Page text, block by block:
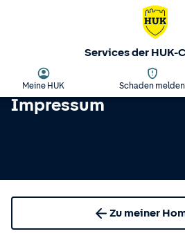
Services der HUK-
Meine HUK Schaden melden
Impressum
Zu meiner